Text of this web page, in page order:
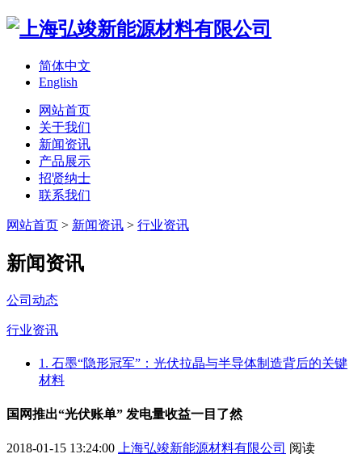
简体中文
English
网站首页
关于我们
新闻资讯
产品展示
招贤纳士
联系我们
网站首页 > 新闻资讯 > 行业资讯
新闻资讯
公司动态
行业资讯
1. 石墨“隐形冠军”：光伏拉晶与半导体制造背后的关键
材料
国网推出“光伏账单” 发电量收益一目了然
2018-01-15 13:24:00 上海弘竣新能源材料有限公司 阅读